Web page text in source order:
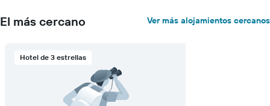
El más cercano Ver más alojamientos cercanos
Hotel de 3 estrellas